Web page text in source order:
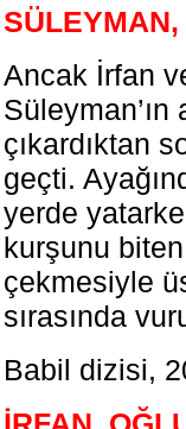
SÜLEYMAN,
Ancak İrfan
Süleyman’ın
çıkardıktan
geçti.
yerde
kurşunu biten
çekmesiyle
sırasında
Babil dizisi,